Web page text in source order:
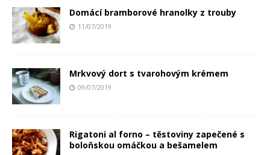
Domácí bramborové hranolky z trouby
11/07/2019
Mrkvový dort s tvarohovým krémem
09/07/2019
Rigatoni al forno – těstoviny zapečené s
boloňskou omáčkou a bešamelem